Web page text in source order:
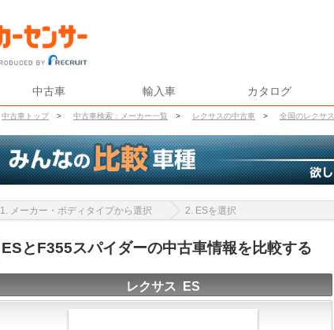
中古車 輸入車 カタログ
中古車トップ > 中古車検索：メーカー一覧 > レクサスの中古車 > 全国のレクサス
1. メーカー・ボディタイプから選択 2. ESを選択
ESとF355スパイダーの中古車情報を比較する
レクサス ES